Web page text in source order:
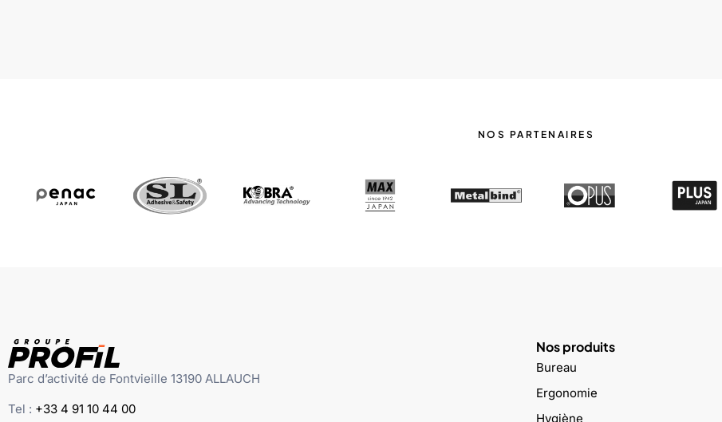
NOS PARTENAIRES
Parc d’activité de Fontvieille 13190 ALLAUCH
Tel : +33 4 91 10 44 00
Nos produits
Bureau
Ergonomie
Hygiène